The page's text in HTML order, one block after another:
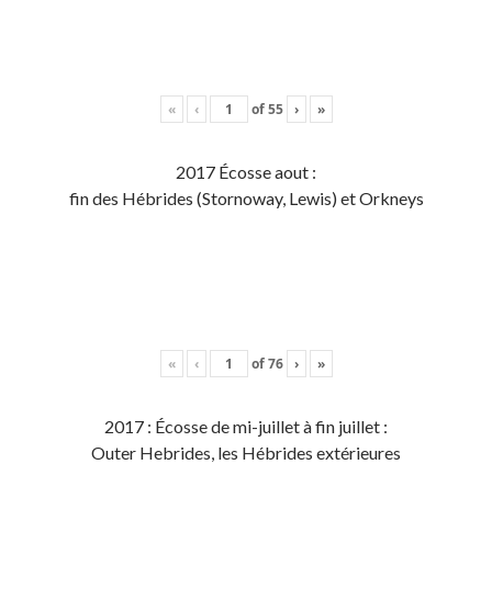
« ‹ of55 › »
2017 Écosse aout :
fin des Hébrides (Stornoway, Lewis) et Orkneys
« ‹ of76 › »
2017 : Écosse de mi-juillet à fin juillet :
Outer Hebrides, les Hébrides extérieures